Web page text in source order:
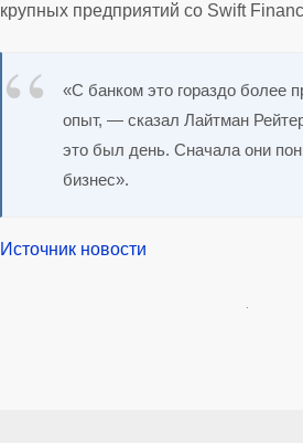
крупных предприятий со Swift
«С банком это гораздо более
опыт, — сказал Лайтман
это был день. Сначала они
бизнес».
Источник новости